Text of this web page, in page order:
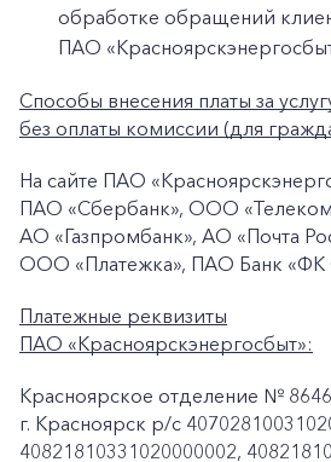
обработке обращений
ПАО
Способы внесения платы за
без оплаты комиссии (для
На сайте ПАО
ПАО «Сбербанк», ООО
АО «Газпромбанк», АО «Почта
ООО «Платежка», ПАО Банк «ФК
Платежные реквизиты
ПАО «Красноярскэнергосбыт»:
Красноярское отделение №
г. Красноярск p/c
40821810331020000002,